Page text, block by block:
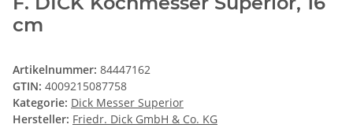
cm
Artikelnummer: 84447162
GTIN: 4009215087758
Kategorie: Dick Messer Superior
Hersteller: Friedr. Dick GmbH & Co. KG